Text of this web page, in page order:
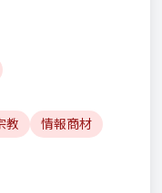
教
情報商材